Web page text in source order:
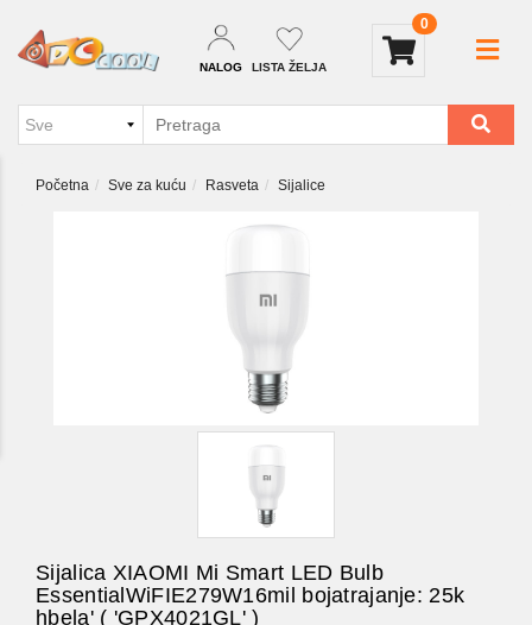
NALOG LISTA ŽELJA
0
Početna Sve za kuću Rasveta Sijalice
Sijalica XIAOMI Mi Smart LED Bulb
EssentialWiFIE279W16mil bojatrajanje: 25k
hbela' ( 'GPX4021GL' )